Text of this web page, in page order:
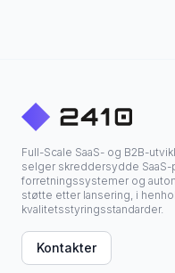
Full-Scale SaaS- og B2B-
selger skreddersydde
forretningssystemer og
støtte etter lansering, i
kvalitetsstyringsstandarder.
Kontakter